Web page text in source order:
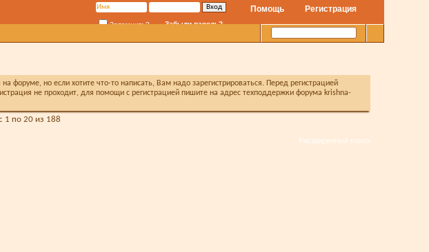
Регистрация
Помощь
Запомнить? Забыли пароль?
Расширенный поиск
но если хотите что-то написать, Вам надо зарегистрироваться. Перед регистрацией
не проходит, для помощи с регистрацией пишите на адрес техподдержки форума krishna-
1 по 20 из 188